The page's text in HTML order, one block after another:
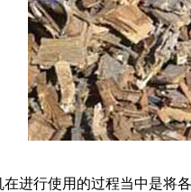
行使用的过程当中是将各